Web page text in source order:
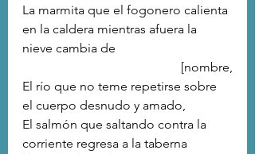
La marmita que el fogonero calienta
en la caldera mientras afuera la
nieve cambia de
[nombre,
El río que no teme repetirse sobre
el cuerpo desnudo y amado,
El salmón que saltando contra la
corriente regresa a la taberna